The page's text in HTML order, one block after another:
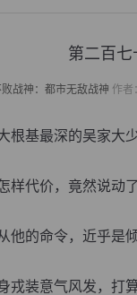
第二百
败战神：都市无敌战神 作者
基最深的吴家大
代价，竟然说动
的命令，近乎是
装意气风发，打